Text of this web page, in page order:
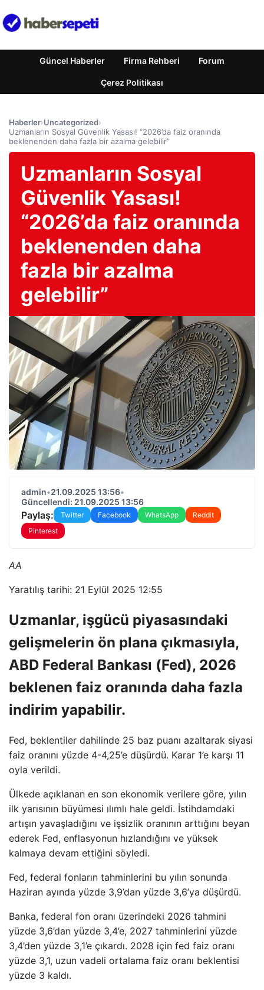
Güncel Haberler Firma Rehberi Forum
Çerez Politikası
Haberler›Uncategorized›
Uzmanların Sosyal Güvenlik Yasası! “2026’da faiz oranında
beklenenden daha fazla bir azalma gelebilir”
Uzmanların Sosyal
Güvenlik Yasası!
“2026’da faiz oranında
beklenenden daha
fazla bir azalma
gelebilir”
admin•21.09.2025 13:56•
Güncellendi: 21.09.2025 13:56
Paylaş: Twitter Facebook WhatsApp
Reddit
Pinterest
AA
Yaratılış tarihi: 21 Eylül 2025 12:55
Uzmanlar, işgücü piyasasındaki
gelişmelerin ön plana çıkmasıyla,
ABD Federal Bankası (Fed), 2026
beklenen faiz oranında daha fazla
indirim yapabilir.
Fed, beklentiler dahilinde 25 baz puanı azaltarak siyasi
faiz oranını yüzde 4-4,25’e düşürdü. Karar 1’e karşı 11
oyla verildi.
Ülkede açıklanan en son ekonomik verilere göre, yılın
ilk yarısının büyümesi ılımlı hale geldi. İstihdamdaki
artışın yavaşladığını ve işsizlik oranının arttığını beyan
ederek Fed, enflasyonun hızlandığını ve yüksek
kalmaya devam ettiğini söyledi.
Fed, federal fonların tahminlerini bu yılın sonunda
Haziran ayında yüzde 3,9’dan yüzde 3,6’ya düşürdü.
Banka, federal fon oranı üzerindeki 2026 tahmini
yüzde 3,6’dan yüzde 3,4’e, 2027 tahminlerini yüzde
3,4’den yüzde 3,1’e çıkardı. 2028 için fed faiz oranı
yüzde 3,1, uzun vadeli ortalama faiz oranı beklentisi
yüzde 3 kaldı.